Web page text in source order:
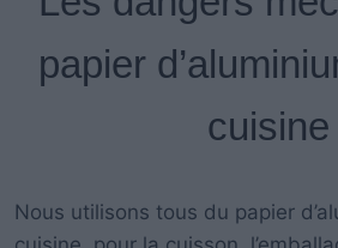
papier
cuisine
Nous utilisons tous du papier